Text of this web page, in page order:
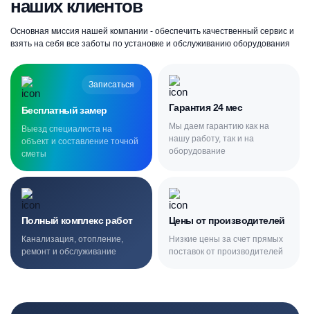
наших клиентов
Основная миссия нашей компании - обеспечить качественный сервис и
взять на себя все заботы по установке и обслуживанию оборудования
Записаться
Бесплатный замер
Выезд специалиста на
объект и составление точной
сметы
Гарантия 24 мес
Мы даем гарантию как на
нашу работу, так и на
оборудование
Полный комплекс работ
Канализация, отопление,
ремонт и обслуживание
Цены от производителей
Низкие цены за счет прямых
поставок от производителей